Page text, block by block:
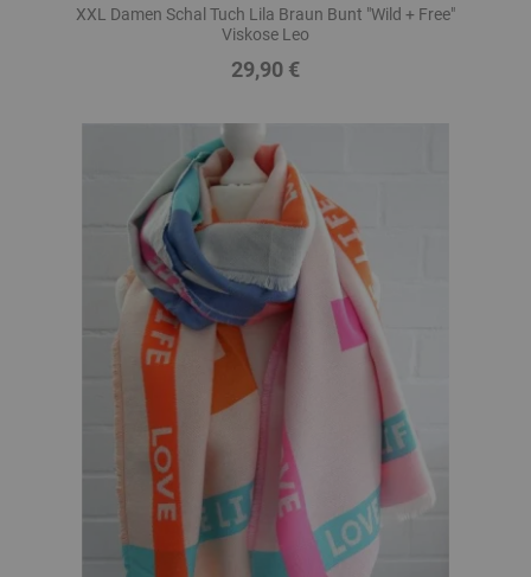
XXL Damen Schal Tuch Lila Braun Bunt "Wild + Free"
Viskose Leo
Preis
29,90 €